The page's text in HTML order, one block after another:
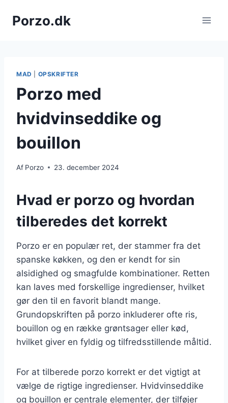
Porzo.dk
MAD OPSKRIFTER
Porzo med
hvidvinseddike og
bouillon
Af Porzo 23. december 2024
Hvad er porzo og hvordan
tilberedes det korrekt
Porzo er en populær ret, der stammer fra det
spanske køkken, og den er kendt for sin
alsidighed og smagfulde kombinationer. Retten
kan laves med forskellige ingredienser, hvilket
gør den til en favorit blandt mange.
Grundopskriften på porzo inkluderer ofte ris,
bouillon og en række grøntsager eller kød,
hvilket giver en fyldig og tilfredsstillende måltid.
For at tilberede porzo korrekt er det vigtigt at
vælge de rigtige ingredienser. Hvidvinseddike
og bouillon er centrale elementer, der tilføjer